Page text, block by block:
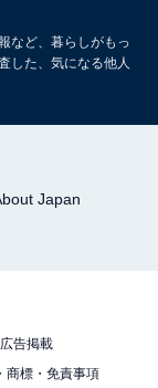
らの湯」は極上の
超一級炭酸水素
など、暮らしがもっ
した、気になる他人
Japan
広告掲載
商標・免責事項